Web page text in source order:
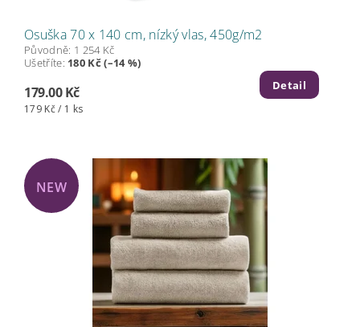
Osuška 70 x 140 cm, nízký vlas, 450g/m2
Původně: 1 254 Kč
Ušetříte: 180 Kč (–14 %)
179.00 Kč
179 Kč / 1 ks
Detail
NEW